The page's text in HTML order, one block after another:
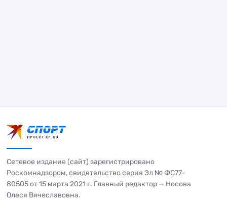
Сетевое издание (сайт) зарегистрировано
Роскомнадзором, свидетельство серия Эл № ФС77-
80505 от 15 марта 2021 г. Главный редактор — Носова
Олеся Вячеславовна.